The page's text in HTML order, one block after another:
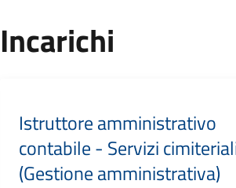
Incarichi
Istruttore amministrativo
contabile - Servizi
(Gestione amministrativa)